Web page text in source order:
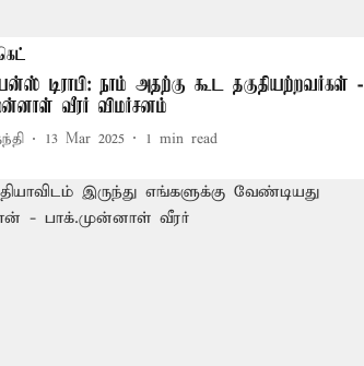
டிராபி: நாம் அதற்கு கூட தகுதியற்றவர்கள் -
வீரர் விமர்சனம்
13 Mar 2025 1 min read